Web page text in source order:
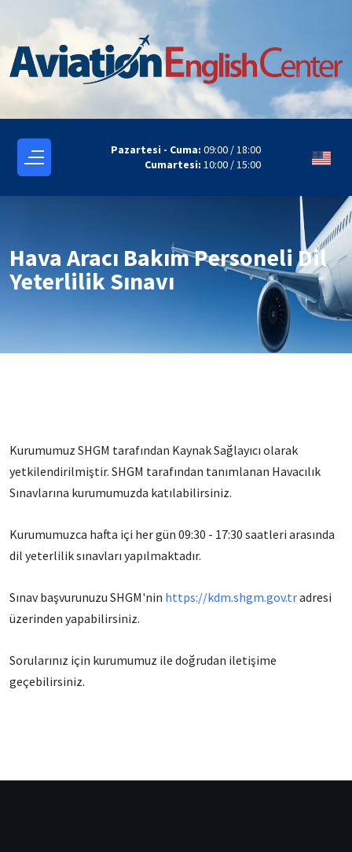
Pazartesi - Cuma: 09:00 / 18:00
Cumartesi: 10:00 / 15:00
Hava Aracı Bakım Personeli Dil
Yeterlilik Sınavı
Kurumumuz SHGM tarafından Kaynak Sağlayıcı olarak
yetkilendirilmiştir. SHGM tarafından tanımlanan Havacılık
Sınavlarına kurumumuzda katılabilirsiniz.
Kurumumuzca hafta içi her gün 09:30 - 17:30 saatleri arasında
dil yeterlilik sınavları yapılmaktadır.
Sınav başvurunuzu SHGM'nin https://kdm.shgm.gov.tradresi
üzerinden yapabilirsiniz.
Sorularınız için kurumumuz ile doğrudan iletişime
geçebilirsiniz.